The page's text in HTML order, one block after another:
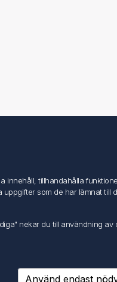
tillhandahålla
som de har lämnat till
nekar du till användning
Använd endast